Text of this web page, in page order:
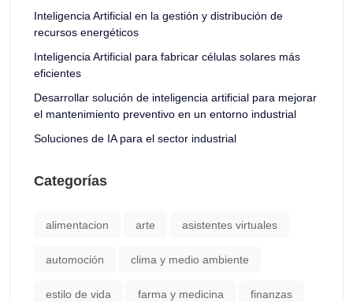
Inteligencia Artificial en la gestión y distribución de
recursos energéticos
Inteligencia Artificial para fabricar células solares más
eficientes
Desarrollar solución de inteligencia artificial para mejorar
el mantenimiento preventivo en un entorno industrial
Soluciones de IA para el sector industrial
Categorías
alimentacion arte asistentes virtuales
automoción clima y medio ambiente
estilo de vida farma y medicina finanzas